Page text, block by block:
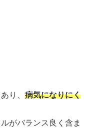
り、 病気になりにく
がバランス良く含ま